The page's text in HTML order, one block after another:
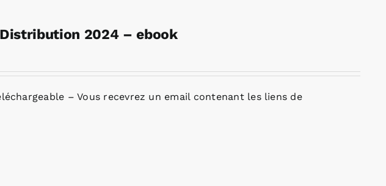
Distribution 2024 – ebook
– Vous recevrez un email contenant les liens de